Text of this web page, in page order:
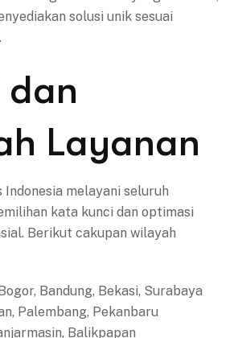
solusi unik sesuai
dan
Layanan
Indonesia melayani seluruh
kata kunci dan optimasi
Berikut cakupan wilayah
Bandung, Bekasi, Surabaya
Palembang, Pekanbaru
Balikpapan